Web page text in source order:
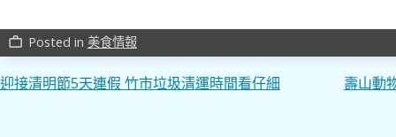
work_outline Posted in 美食情報
文
迎接清明節5天連假 竹市垃圾清運時間看仔細 壽山動